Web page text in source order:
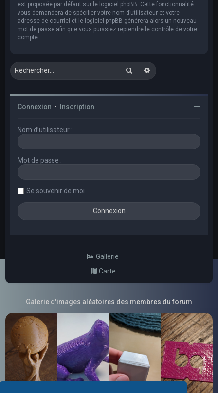
est proposée par défaut sur le logiciel phpBB. Cette fonctionnalité
vous demandera de spécifier votre nom d’utilisateur et votre
adresse de courriel et le logiciel phpBB générera alors un nouveau
mot de passe afin que vous puissiez reprendre le contrôle de votre
compte.
RechercherRecherche avancée
Connexion • Inscription
Nom d’utilisateur :
Mot de passe :
Se souvenir de moi
Gallerie
Carte
Galerie d'images aléatoires des membres du forum